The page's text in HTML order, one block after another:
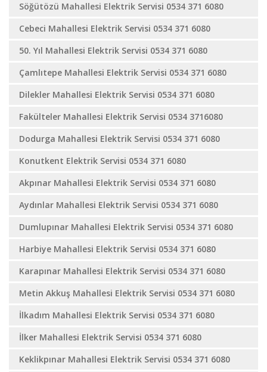
Söğütözü Mahallesi Elektrik Servisi 0534 371 6080
Cebeci Mahallesi Elektrik Servisi 0534 371 6080
50. Yıl Mahallesi Elektrik Servisi 0534 371 6080
Çamlıtepe Mahallesi Elektrik Servisi 0534 371 6080
Dilekler Mahallesi Elektrik Servisi 0534 371 6080
Fakülteler Mahallesi Elektrik Servisi 0534 3716080
Dodurga Mahallesi Elektrik Servisi 0534 371 6080
Konutkent Elektrik Servisi 0534 371 6080
Akpınar Mahallesi Elektrik Servisi 0534 371 6080
Aydınlar Mahallesi Elektrik Servisi 0534 371 6080
Dumlupınar Mahallesi Elektrik Servisi 0534 371 6080
Harbiye Mahallesi Elektrik Servisi 0534 371 6080
Karapınar Mahallesi Elektrik Servisi 0534 371 6080
Metin Akkuş Mahallesi Elektrik Servisi 0534 371 6080
İlkadım Mahallesi Elektrik Servisi 0534 371 6080
İlker Mahallesi Elektrik Servisi 0534 371 6080
Keklikpınar Mahallesi Elektrik Servisi 0534 371 6080